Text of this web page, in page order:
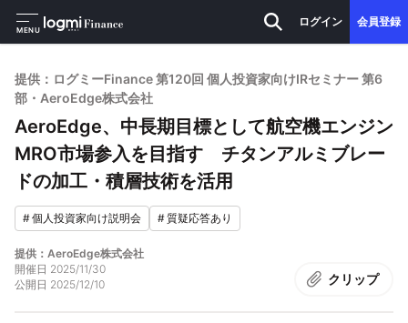
MENU
ログイン 会員登録
提供：ログミーFinance 第120回 個人投資家向けIRセミナー 第6
部・AeroEdge株式会社
AeroEdge、中長期目標として航空機エンジン
MRO市場参入を目指す チタンアルミブレー
ドの加工・積層技術を活用
#個人投資家向け説明会 #質疑応答あり
提供：AeroEdge株式会社
開催日 2025/11/30
公開日 2025/12/10 クリップ